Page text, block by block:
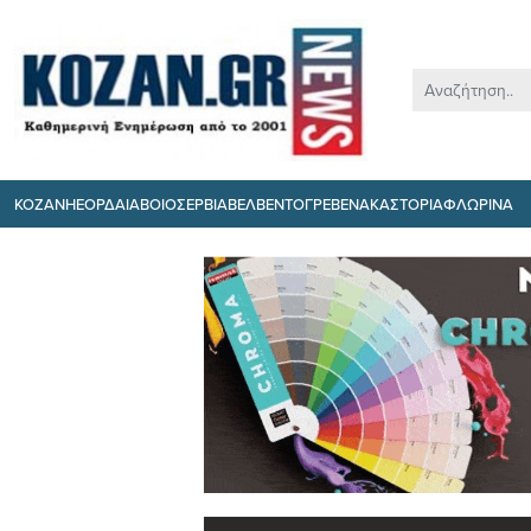
ΚΟΖΑΝΗΕΟΡΔΑΙΑΒΟΙΟΣΕΡΒΙΑΒΕΛΒΕΝΤΟΓΡΕΒΕΝΑΚΑΣΤΟΡΙΑΦΛΩΡΙΝΑ